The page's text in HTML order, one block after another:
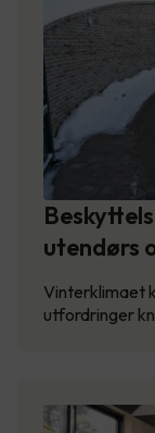
utendørs
Vinterklimaet
utfordringer